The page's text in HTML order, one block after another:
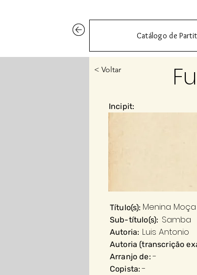
Catálogo de
< Voltar
Incipit:
Título(s): Menina Moça
Sub-título(s): Samba
Autoria: Luis Antonio
Autoria (transcrição
Arranjo de: -
Copista: -